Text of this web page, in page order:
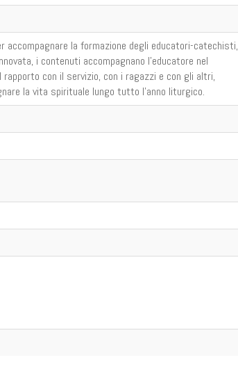
accompagnare la formazione degli educatori-catechisti,
i contenuti accompagnano l’educatore nel
con il servizio, con i ragazzi e con gli altri,
la vita spirituale lungo tutto l’anno liturgico.